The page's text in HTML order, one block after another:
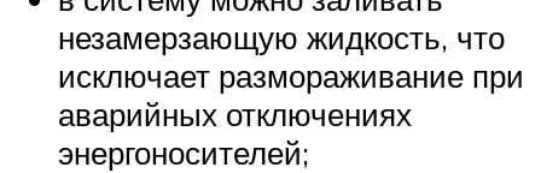
незамерзающую жидкость, что
исключает размораживание при
аварийных отключениях
энергоносителей;